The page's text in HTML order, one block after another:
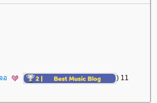
อ
) 11